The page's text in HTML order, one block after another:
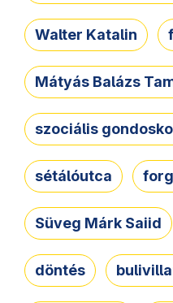
Walter Katalin
Mátyás Balázs
szociális
sétálóutca
Süveg Márk Saiid
döntés